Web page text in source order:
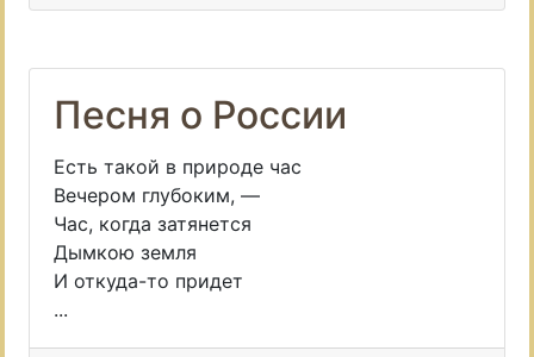
Песня о России
Есть такой в природе час
Вечером глубоким, —
Час, когда затянется
Дымкою земля
И откуда-то придет
...